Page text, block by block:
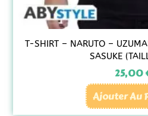
T-SHIRT – NARUTO –
SASUKE
25,00
Ajouter Au